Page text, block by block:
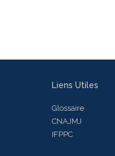
Liens Utiles
Glossaire
CNAJMJ
IFPPC